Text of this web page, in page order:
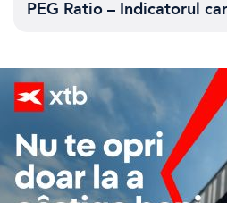
PEG Ratio – Indicatorul